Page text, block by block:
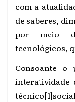
com a
de saberes,
por meio
tecnológicos,
Consoante o
interatividade
técnico[1]